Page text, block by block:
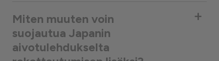
Miten muuten voin
suojautua Japanin
aivotulehdukselta
+